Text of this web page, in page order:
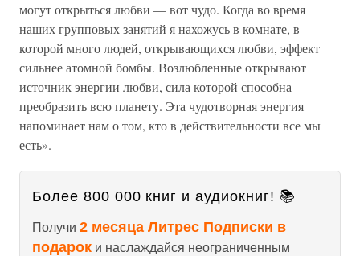
могут открыться любви — вот чудо. Когда во время
наших групповых занятий я нахожусь в комнате, в
которой много людей, открывающихся любви, эффект
сильнее атомной бомбы. Возлюбленные открывают
источник энергии любви, сила которой способна
преобразить всю планету. Эта чудотворная энергия
напоминает нам о том, кто в действительности все мы
есть».
Более 800 000 книг и аудиокниг! 📚
Получи 2 месяца Литрес Подписки в
подарок и наслаждайся неограниченным